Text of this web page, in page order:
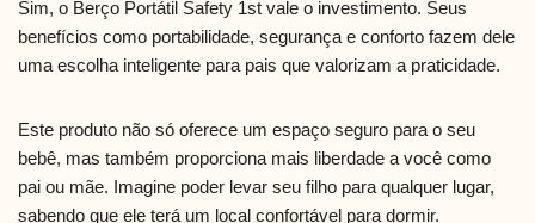
Sim, o Berço Portátil Safety 1st vale o investimento. Seus
benefícios como portabilidade, segurança e conforto fazem dele
uma escolha inteligente para pais que valorizam a praticidade.
Este produto não só oferece um espaço seguro para o seu
bebê, mas também proporciona mais liberdade a você como
pai ou mãe. Imagine poder levar seu filho para qualquer lugar,
sabendo que ele terá um local confortável para dormir.